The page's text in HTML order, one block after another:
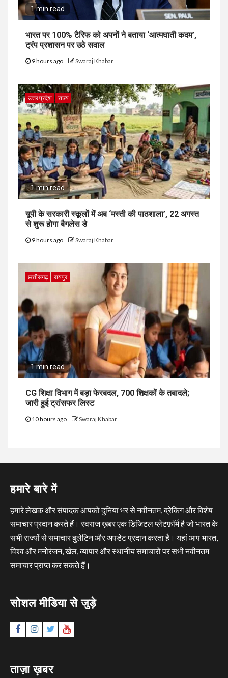
1 min read
भारत पर 100% टैरिफ को अपनों ने बताया ‘आत्मघाती कदम’,
ट्रंप प्रशासन पर उठे सवाल
9 hours ago Swaraj Khabar
उत्तर प्रदेश राज्य
1 min read
यूपी के सरकारी स्कूलों में अब ‘मस्ती की पाठशाला’, 22 अगस्त
से शुरू होगा बैगलेस डे
9 hours ago Swaraj Khabar
छत्तीसगढ़ रायपुर
1 min read
CG शिक्षा विभाग में बड़ा फेरबदल, 700 शिक्षकों के तबादले;
जारी हुई ट्रांसफर लिस्ट
10 hours ago Swaraj Khabar
हमारे बारे में
हमारे लेखक और संपादक आपको दुनिया भर से नवीनतम, ब्रेकिंग और विशेष
समाचार प्रदान करते हैं। स्वराज ख़बर एक डिजिटल प्लेटफ़ॉर्म है जो भारत के
सभी राज्यों से समाचार बुलेटिन और अपडेट प्रदान करता है। यहां आप भारत,
विश्व और मनोरंजन, खेल, व्यापार और स्थानीय समाचारों पर सभी नवीनतम
समाचार प्राप्त कर सकते हैं।
सोशल मीडिया से जुड़े
FacebookInstagram
TwitterYouTube
ताज़ा ख़बर